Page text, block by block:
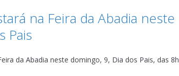
na Feira da Abadia neste
Pais
da Abadia neste domingo, 9, Dia dos Pais, das 8h